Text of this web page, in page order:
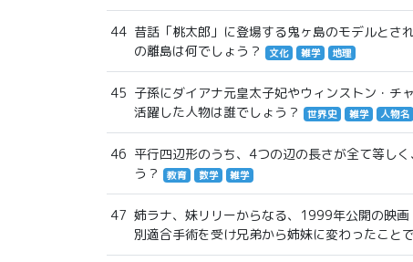
44 昔話「桃太郎」に登場する鬼ヶ島のモデルとさ
の離島は何でしょう？
文化 雑学 地理
45 子孫にダイアナ元皇太子妃やウィンストン・チ
活躍した人物は誰でしょう？
世界史 雑学 人物名
46 平行四辺形のうち、4つの辺の長さが全て等し
う？
教育 数学 雑学
47 姉ラナ、妹リリーからなる、1999年公開の映
別適合手術を受け兄弟から姉妹に変わったこと